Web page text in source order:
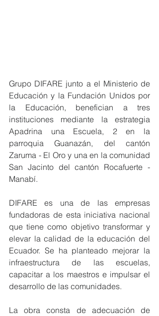
Grupo DIFARE junto a el Ministerio de
Educación y la Fundación Unidos por
la Educación, benefician a tres
instituciones mediante la estrategia
Apadrina una Escuela, 2 en la
parroquia Guanazán, del cantón
Zaruma - El Oro y una en la comunidad
San Jacinto del cantón Rocafuerte -
Manabí.
DIFARE es una de las empresas
fundado­ras de esta iniciativa nacional
que tiene como objetivo transformar y
elevar la calidad de la educación del
Ecuador. Se ha planteado mejorar la
infraestructura de las escuelas,
capacitar a los maestros e impulsar el
desarrollo de las comuni­dades.
La obra consta de adecuación de